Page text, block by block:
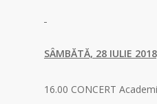
SÂMBĂTĂ, 28 IULIE
16.00 CONCERT